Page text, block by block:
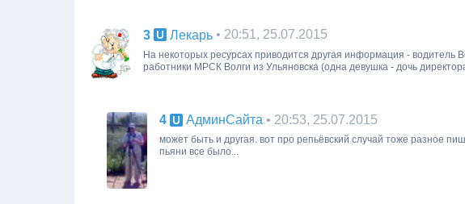
3 Лекарь • 20:51, 25.07.2015
На некоторых ресурсах приводится другая информация - водитель
работники МРСК Волги из Ульяновска (одна девушка - дочь
4 АдминСайта • 20:53, 25.07.2015
может быть и другая. вот про репьёвский случай тоже разное
пьяни все было...